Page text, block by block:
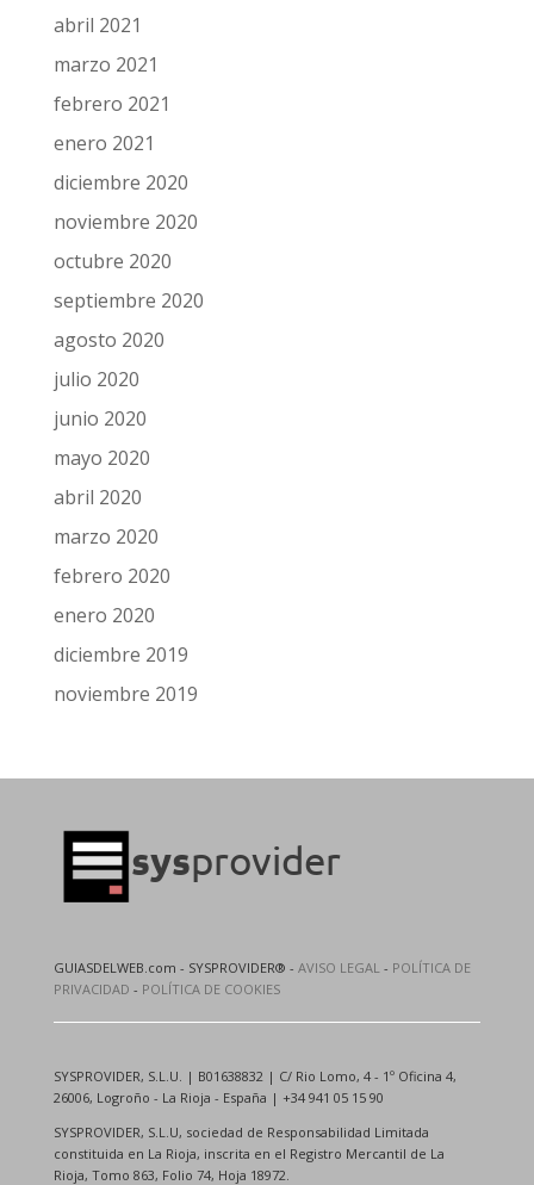
abril 2021
marzo 2021
febrero 2021
enero 2021
diciembre 2020
noviembre 2020
octubre 2020
septiembre 2020
agosto 2020
julio 2020
junio 2020
mayo 2020
abril 2020
marzo 2020
febrero 2020
enero 2020
diciembre 2019
noviembre 2019
GUIASDELWEB.com - SYSPROVIDER® - AVISO LEGAL- POLÍTICA DE
PRIVACIDAD - POLÍTICA DE COOKIES
SYSPROVIDER, S.L.U. | B01638832 | C/ Rio Lomo, 4 - 1º Oficina 4,
26006, Logroño - La Rioja - España | +34 941 05 15 90
SYSPROVIDER, S.L.U, sociedad de Responsabilidad Limitada
constituida en La Rioja, inscrita en el Registro Mercantil de La
Rioja, Tomo 863, Folio 74, Hoja 18972.